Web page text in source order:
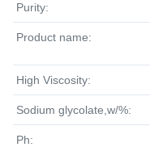
Purity:
Product name:
High Viscosity:
Sodium glycolate,w/%:
Ph: